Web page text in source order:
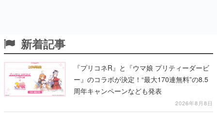
新着記事
『プリコネR』と『ウマ娘 プリティーダービ
ー』のコラボが決定！“最大170連無料”の8.5
周年キャンペーンなども発表
2026年8月8日